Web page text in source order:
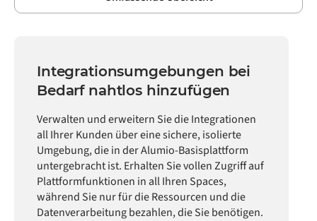
Integrationsumgebungen bei
Bedarf nahtlos hinzufügen
Verwalten und erweitern Sie die Integrationen
all Ihrer Kunden über eine sichere, isolierte
Umgebung, die in der Alumio-Basisplattform
untergebracht ist. Erhalten Sie vollen Zugriff auf
Plattformfunktionen in all Ihren Spaces,
während Sie nur für die Ressourcen und die
Datenverarbeitung bezahlen, die Sie benötigen.